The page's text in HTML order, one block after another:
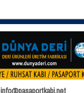
info@pasaportkabi.net